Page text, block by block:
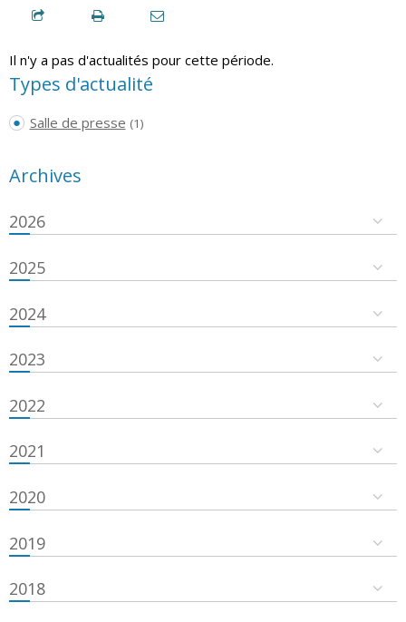
Il n'y a pas d'actualités pour cette période.
Types d'actualité
Salle de presse (1)
Archives
2026
2025
2024
2023
2022
2021
2020
2019
2018